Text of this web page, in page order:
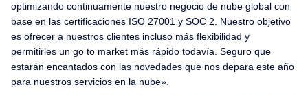
optimizando continuamente nuestro negocio de nube global con
base en las certificaciones ISO 27001 y SOC 2. Nuestro objetivo
es ofrecer a nuestros clientes incluso más flexibilidad y
permitirles un go to market más rápido todavía. Seguro que
estarán encantados con las novedades que nos depara este año
para nuestros servicios en la nube».